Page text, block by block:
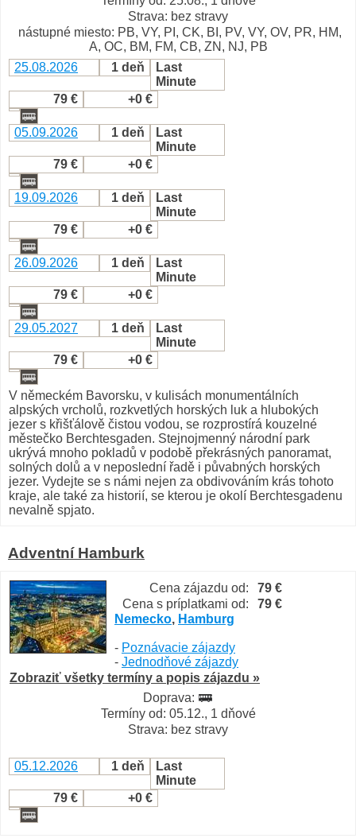
Strava: bez stravy
nástupné miesto: PB, VY, PI, CK, BI, PV, VY, OV, PR, HM,
A, OC, BM, FM, CB, ZN, NJ, PB
25.08.2026
1 deň
Last
Minute
79 €
+0 €
05.09.2026 1 deň
Last
Minute
79 €
+0 €
19.09.2026 1 deň
Last
Minute
79 €
+0 €
26.09.2026 1 deň
Last
Minute
79 €
+0 €
29.05.2027 1 deň
Last
Minute
79 €
+0 €
V německém Bavorsku, v kulisách monumentálních
alpských vrcholů, rozkvetlých horských luk a hlubokých
jezer s křišťálově čistou vodou, se rozprostírá kouzelné
městečko Berchtesgaden. Stejnojmenný národní park
ukrývá mnoho pokladů v podobě překrásných panoramat,
solných dolů a v neposlední řadě i půvabných horských
jezer. Vydejte se s námi nejen za obdivováním krás tohoto
kraje, ale také za historií, se kterou je okolí Berchtesgadenu
nevalně spjato.
Adventní Hamburk
Cena zájazdu od:
79 €
Cena s príplatkami od:
79 €
Nemecko, Hamburg
- Poznávacie zájazdy
- Jednodňové zájazdy
Zobraziť všetky termíny a popis zájazdu »
Doprava:
Termíny od: 05.12., 1 dňové
Strava: bez stravy
05.12.2026 1 deň
Last
Minute
79 €
+0 €